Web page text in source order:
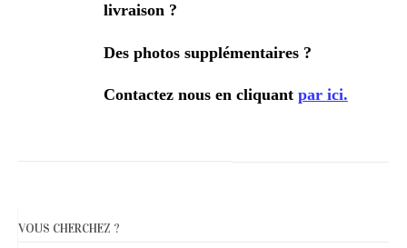
livraison ?
Des photos supplémentaires ?
Contactez nous en cliquant par ici.
VOUS CHERCHEZ ?